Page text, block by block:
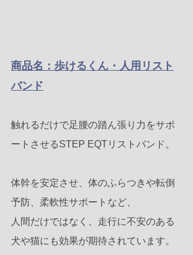
商品名：歩けるくん・人用リスト
バンド
触れるだけで足腰の踏ん張り力をサポ
ートさせるSTEP EQTリストバンド。
体幹を安定させ、体のふらつきや転倒
予防、柔軟性サポートなど、
人間だけではなく、走行に不安のある
犬や猫にも効果が期待されています。